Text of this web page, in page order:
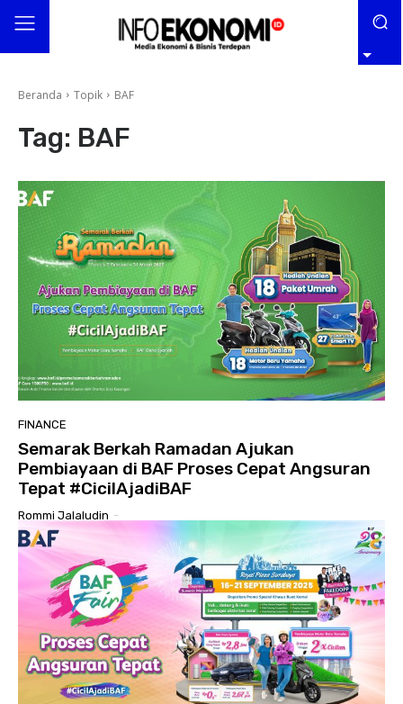
Beranda Topik BAF
Tag: BAF
FINANCE
Semarak Berkah Ramadan Ajukan
Pembiayaan di BAF Proses Cepat Angsuran
Tepat #CicilAjadiBAF
Rommi Jalaludin -